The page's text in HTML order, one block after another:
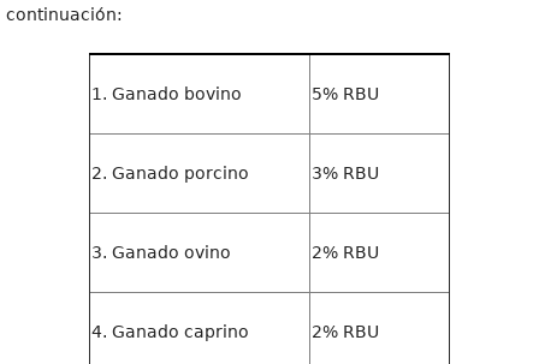
continuación:
1. Ganado bovino 5% RBU
2. Ganado porcino 3% RBU
3. Ganado ovino 2% RBU
4. Ganado caprino 2% RBU